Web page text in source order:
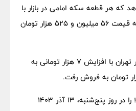
که هر قطعه سکه امامی در بازار با
افزایش ۳۰۵ هزار تومانی به قیمت ۵۶ میلیون و ۵۲۵ هزار تومان
هر گرم طلای ۱۸عیار در بازار تهران با افزایش ۷ هزار تومانی به
قیمت انواع ارز، سکه و طلا را در روز پنج‌شنبه، ۱۳ آذر ۱۴۰۳